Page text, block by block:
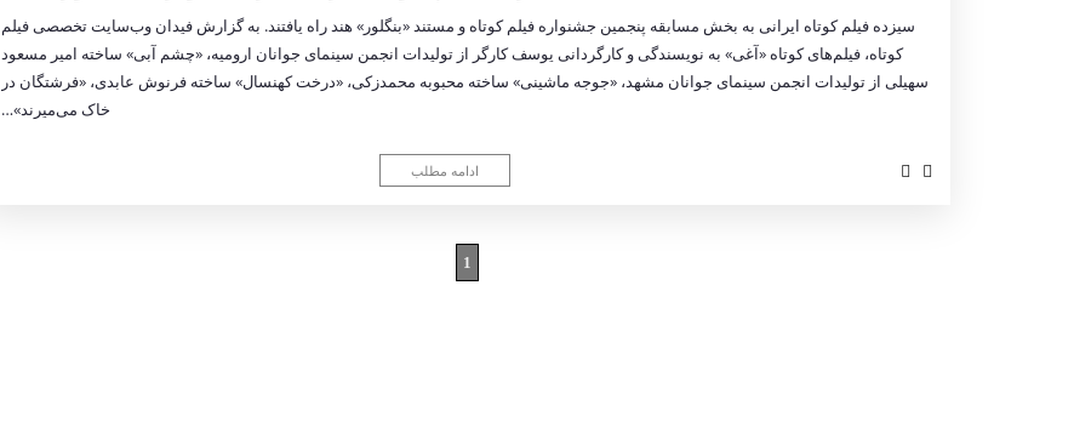
سیزده فیلم کوتاه ایرانی به بخش مسابقه پنجمین جشنواره فیلم کوتاه و مستند «بنگلور» هند راه یافتند. به گزارش فیدان وب‌سایت تخصصی فیلم
کوتاه، فیلم‌های کوتاه «آغی» به نویسندگی و کارگردانی یوسف کارگر از تولیدات انجمن سینمای جوانان ارومیه، «چشم آبی» ساخته امیر مسعود
سهیلی از تولیدات انجمن سینمای جوانان مشهد، «جوجه ماشینی» ساخته محبوبه محمدزکی، «درخت کهنسال» ساخته فرنوش عابدی، «فرشتگان در
خاک می‌میرند»…
ادامه مطلب
1